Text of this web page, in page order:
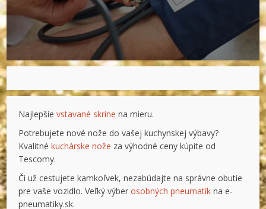
Najlepšievstavané skrine na mieru.
Potrebujete nové nože do vašej kuchynskej výbavy?
Kvalitnékuchárske nože za výhodné ceny kúpite od
Tescomy.
Či už cestujete kamkoľvek, nezabúdajte na správne obutie
pre vaše vozidlo. Veľký výberosobných pneumatík na e-
pneumatiky.sk.